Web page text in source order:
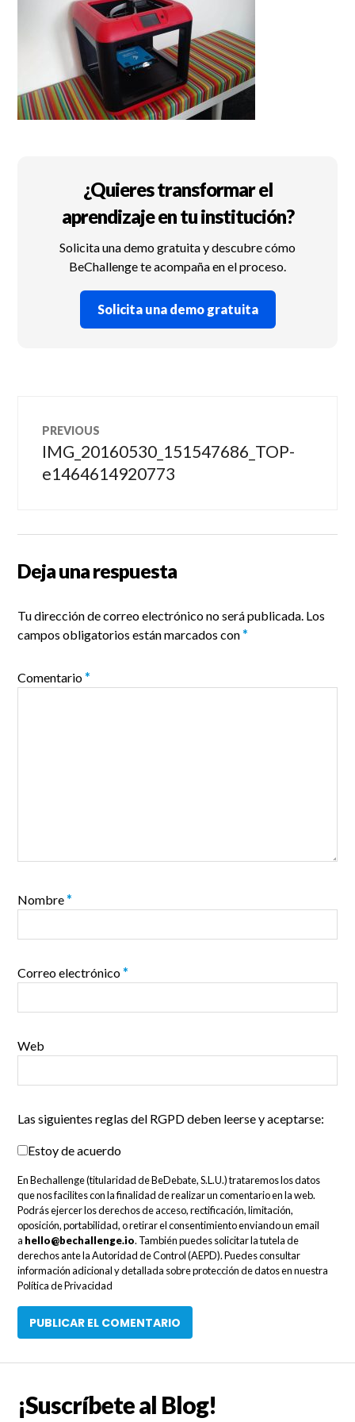
¿Quieres transformar el
aprendizaje en tu institución?
Solicita una demo gratuita y descubre cómo
BeChallenge te acompaña en el proceso.
Solicita una demo gratuita
entradas
PREVIOUS
Previous
post:
IMG_20160530_151547686_TOP-
e1464614920773
Deja una respuesta
Tu dirección de correo electrónico no será publicada. Los
campos obligatorios están marcados con*
Comentario*
Nombre*
Correo electrónico*
Web
Las siguientes reglas del RGPD deben leerse y aceptarse:
Estoy de acuerdo
En Bechallenge (titularidad de BeDebate, S.L.U.) trataremos los datos
que nos facilites con la finalidad de realizar un comentario en la web.
Podrás ejercer los derechos de acceso, rectificación, limitación,
oposición, portabilidad, o retirar el consentimiento enviando un email
a hello@bechallenge.io. También puedes solicitar la tutela de
derechos ante la Autoridad de Control (AEPD). Puedes consultar
información adicional y detallada sobre protección de datos en nuestra
Política de Privacidad
¡Suscríbete al Blog!